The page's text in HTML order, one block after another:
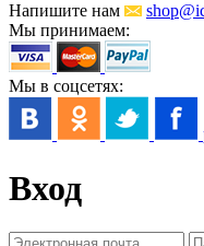
Напишите нам
Мы принимаем:
Мы в соцсетях:
Вход